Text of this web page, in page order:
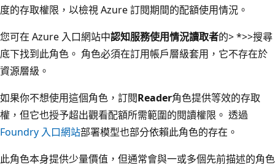
度的存取權限，以檢視 Azure 訂閱期間的配額使用情況。
您可在 Azure 入口網站中認知服務使用情況讀取者的>*>>搜尋
底下找到此角色。 角色必須在訂用帳戶層級套用，它不存在於
資源層級。
如果你不想使用這個角色，訂閱Reader角色提供等效的存取
權，但它也授予超出觀看配額所需範圍的閱讀權限。 透過
Foundry 入口網站部署模型也部分依賴此角色的存在。
此角色本身提供少量價值，但通常會與一或多個先前描述的角色